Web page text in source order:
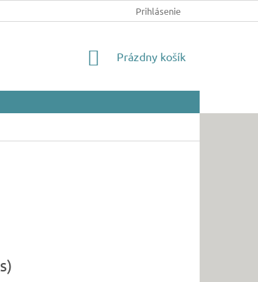
ÚDAJOV Prihlásenie
NÁKUPNÝ
Prázdny košík